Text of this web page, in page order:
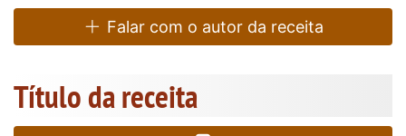
Falar com o autor da receita
Título da receita